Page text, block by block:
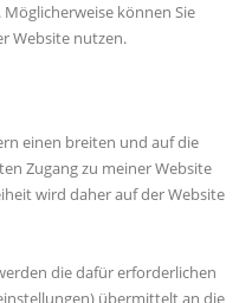
können Sie
Website nutzen.
einen breiten und auf die
Zugang zu meiner Website
wird daher auf der Website
die dafür erforderlichen
übermittelt an die